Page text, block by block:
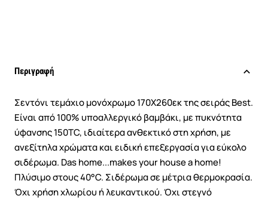
Περιγραφή
Σεντόνι τεμάχιο μονόχρωμο 170Χ260εκ της σειράς Best.
Είναι από 100% υποαλλεργικό βαμβάκι, με πυκνότητα
ύφανσης 150TC, ιδιαίτερα ανθεκτικό στη χρήση, με
ανεξίτηλα χρώματα και ειδική επεξεργασία για εύκολο
σιδέρωμα. Das home...makes your house a home!
Πλύσιμο στους 40°C. Σιδέρωμα σε μέτρια θερμοκρασία.
Όχι χρήση χλωρίου ή λευκαντικού. Όχι στεγνό